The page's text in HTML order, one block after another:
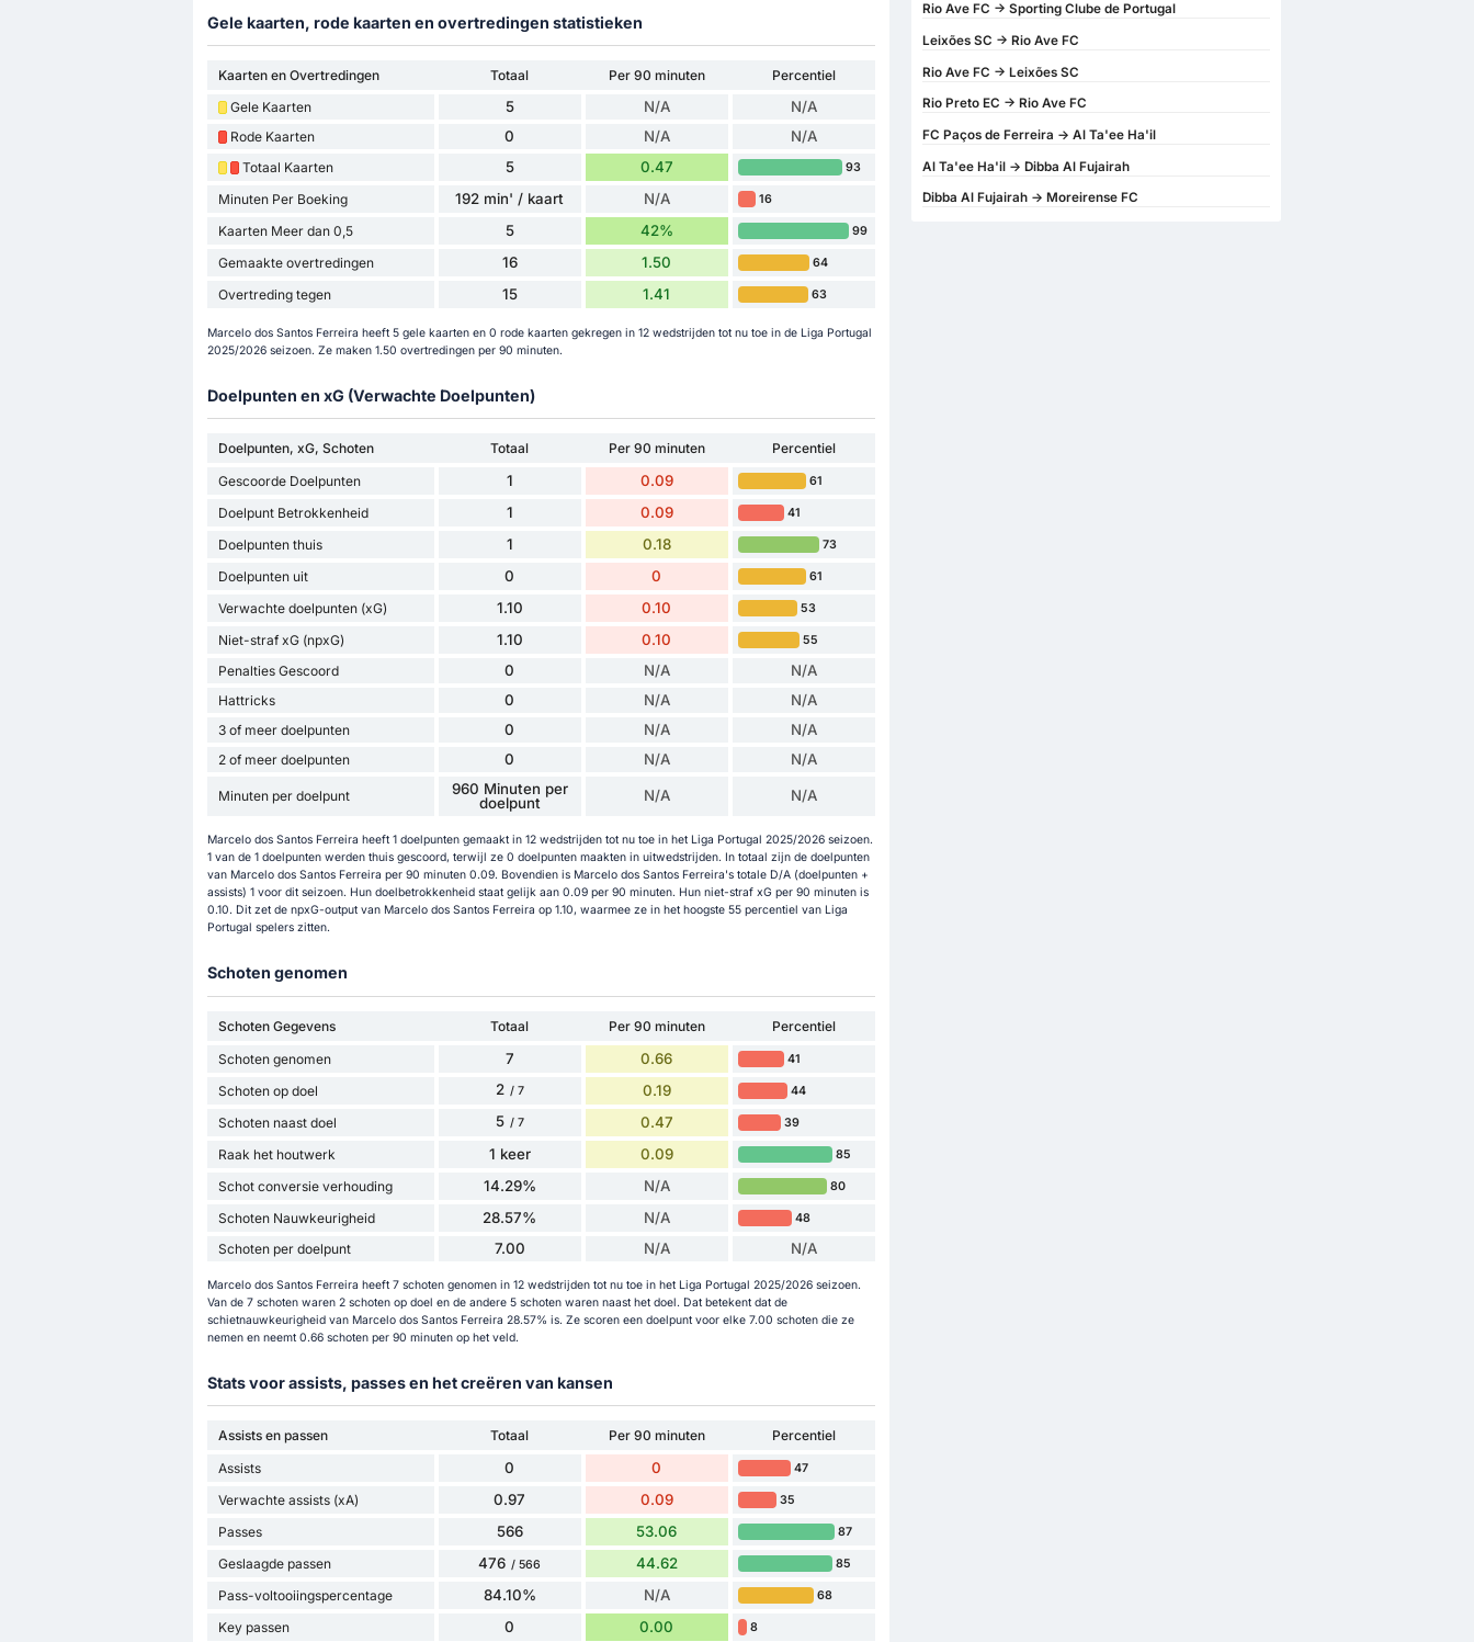
Gele kaarten, rode kaarten en overtredingen statistieken
Kaarten en Overtredingen Totaal Per 90 minuten
Percentiel
Gele Kaarten
5 N/A N/A
Rode Kaarten 0 N/A N/A
Totaal Kaarten 5 0.47 93
Minuten Per Boeking 192 min' / kaart N/A 16
Kaarten Meer dan 0,5 5 42% 99
Gemaakte overtredingen 16 1.50 64
Overtreding tegen 15 1.41 63
Marcelo dos Santos Ferreira heeft 5 gele kaarten en 0 rode kaarten gekregen in 12 wedstrijden tot nu toe in de Liga Portugal
2025/2026 seizoen. Ze maken 1.50 overtredingen per 90 minuten.
Doelpunten en xG (Verwachte Doelpunten)
Doelpunten, xG, Schoten Totaal Per 90 minuten
Percentiel
Gescoorde Doelpunten
1 0.09 61
Doelpunt Betrokkenheid 1 0.09 41
Doelpunten thuis 1 0.18 73
Doelpunten uit 0 0 61
Verwachte doelpunten (xG) 1.10 0.10 53
Niet-straf xG (npxG) 1.10 0.10 55
Penalties Gescoord 0 N/A N/A
Hattricks 0 N/A N/A
3 of meer doelpunten 0 N/A N/A
2 of meer doelpunten 0 N/A N/A
Minuten per doelpunt
960 Minuten per
doelpunt
N/A N/A
Marcelo dos Santos Ferreira heeft 1 doelpunten gemaakt in 12 wedstrijden tot nu toe in het Liga Portugal 2025/2026 seizoen.
1 van de 1 doelpunten werden thuis gescoord, terwijl ze 0 doelpunten maakten in uitwedstrijden. In totaal zijn de doelpunten
van Marcelo dos Santos Ferreira per 90 minuten 0.09. Bovendien is Marcelo dos Santos Ferreira's totale D/A (doelpunten +
assists) 1 voor dit seizoen. Hun doelbetrokkenheid staat gelijk aan 0.09 per 90 minuten. Hun niet-straf xG per 90 minuten is
0.10. Dit zet de npxG-output van Marcelo dos Santos Ferreira op 1.10, waarmee ze in het hoogste 55 percentiel van Liga
Portugal spelers zitten.
Schoten genomen
Schoten Gegevens Totaal Per 90 minuten
Percentiel
Schoten genomen
7 0.66 41
Schoten op doel 2 / 7 0.19 44
Schoten naast doel 5 / 7 0.47 39
Raak het houtwerk 1 keer 0.09 85
Schot conversie verhouding 14.29% N/A 80
Schoten Nauwkeurigheid 28.57% N/A 48
Schoten per doelpunt 7.00 N/A N/A
Marcelo dos Santos Ferreira heeft 7 schoten genomen in 12 wedstrijden tot nu toe in het Liga Portugal 2025/2026 seizoen.
Van de 7 schoten waren 2 schoten op doel en de andere 5 schoten waren naast het doel. Dat betekent dat de
schietnauwkeurigheid van Marcelo dos Santos Ferreira 28.57% is. Ze scoren een doelpunt voor elke 7.00 schoten die ze
nemen en neemt 0.66 schoten per 90 minuten op het veld.
Stats voor assists, passes en het creëren van kansen
Assists en passen Totaal Per 90 minuten
Percentiel
Assists
0 0 47
Verwachte assists (xA) 0.97 0.09 35
Passes 566 53.06 87
Geslaagde passen 476 / 566 44.62 85
Pass-voltooiingspercentage 84.10% N/A 68
Key passen 0 0.00 8
Rio Ave FC -> Sporting Clube de Portugal
Leixões SC -> Rio Ave FC
Rio Ave FC -> Leixões SC
Rio Preto EC -> Rio Ave FC
FC Paços de Ferreira -> Al Ta'ee Ha'il
Al Ta'ee Ha'il -> Dibba Al Fujairah
Dibba Al Fujairah -> Moreirense FC